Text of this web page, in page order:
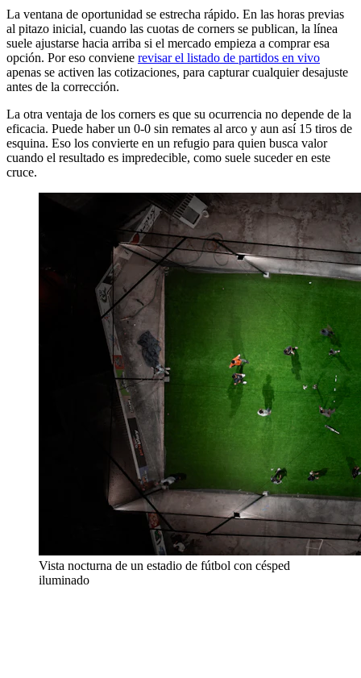
La ventana de oportunidad se estrecha rápido. En las horas previas
al pitazo inicial, cuando las cuotas de corners se publican, la línea
suele ajustarse hacia arriba si el mercado empieza a comprar esa
opción. Por eso conviene revisar el listado de partidos en vivo
apenas se activen las cotizaciones, para capturar cualquier desajuste
antes de la corrección.
La otra ventaja de los corners es que su ocurrencia no depende de la
eficacia. Puede haber un 0-0 sin remates al arco y aun así 15 tiros de
esquina. Eso los convierte en un refugio para quien busca valor
cuando el resultado es impredecible, como suele suceder en este
cruce.
Vista nocturna de un estadio de fútbol con césped
iluminado